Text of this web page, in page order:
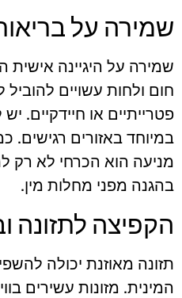
שמירה על
שמירה על היגיינה אישית
חום ולחות עשויים להוביל
פטרייתיים או חיידקיים.
במיוחד באזורים רגישים.
מניעה הוא הכרחי לא רק
בהגנה מפני מחלות מין.
הקפיצה לתזונה
תזונה מאוזנת יכולה
המינית. מזונות עשירים